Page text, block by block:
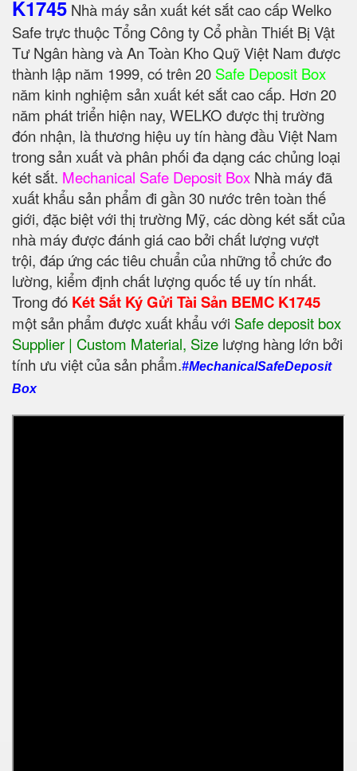
K1745 Nhà máy sản xuất két sắt cao cấp Welko
Safe trực thuộc Tổng Công ty Cổ phần Thiết Bị Vật
Tư Ngân hàng và An Toàn Kho Quỹ Việt Nam được
thành lập năm 1999, có trên 20 Safe Deposit Box
năm kinh nghiệm sản xuất két sắt cao cấp. Hơn 20
năm phát triển hiện nay, WELKO được thị trường
đón nhận, là thương hiệu uy tín hàng đầu Việt Nam
trong sản xuất và phân phối đa dạng các chủng loại
két sắt. Mechanical Safe Deposit Box Nhà máy đã
xuất khẩu sản phẩm đi gần 30 nước trên toàn thế
giới, đặc biệt với thị trường Mỹ, các dòng két sắt của
nhà máy được đánh giá cao bởi chất lượng vượt
trội, đáp ứng các tiêu chuẩn của những tổ chức đo
lường, kiểm định chất lượng quốc tế uy tín nhất.
Trong đó Két Sắt Ký Gửi Tài Sản BEMC K1745
một sản phẩm được xuất khẩu với Safe deposit box
Supplier | Custom Material, Size ‎ lượng hàng lớn bởi
tính ưu việt của sản phẩm.#MechanicalSafeDeposit
Box